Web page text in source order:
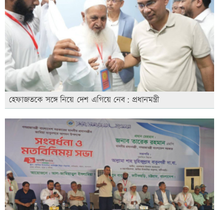
হেফাজতকে সঙ্গে নিয়ে দেশ এগিয়ে নেব: প্রধানমন্ত্রী